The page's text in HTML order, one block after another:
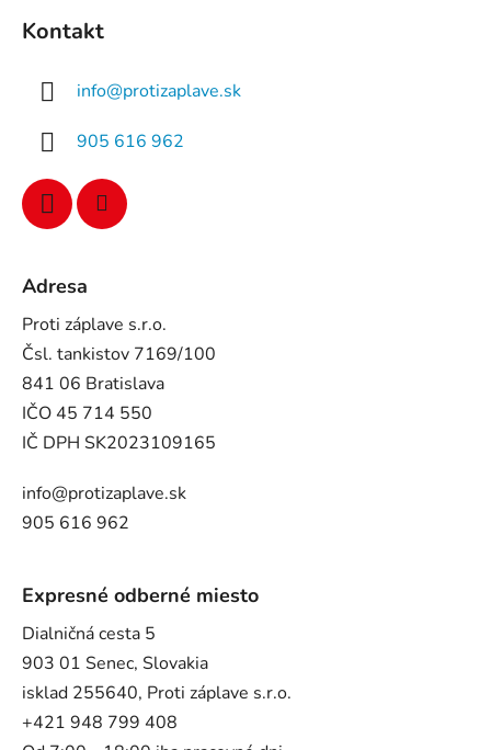
Kontakt
info@protizaplave.sk
905 616 962
Adresa
Proti záplave s.r.o.
Čsl. tankistov 7169/100
841 06 Bratislava
IČO 45 714 550
IČ DPH SK2023109165
info@protizaplave.sk
905 616 962
Expresné odberné miesto
Dialničná cesta 5
903 01 Senec, Slovakia
isklad 255640, Proti záplave s.r.o.
+421 948 799 408